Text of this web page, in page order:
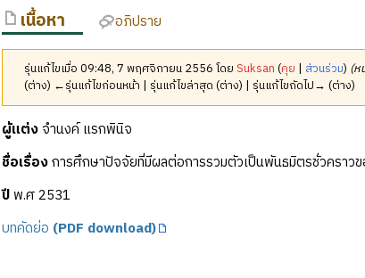
เนื้อหา อภิปราย
รุ่นแก้ไขเมื่อ 09:48, 7 พฤศจิกายน 2556 โดยSuksan (คุย | ส่วนร่วม) (ห
(ต่าง) ←รุ่นแก้ไขก่อนหน้า | รุ่นแก้ไขล่าสุด (ต่าง) | รุ่นแก้ไขถัดไป→ (ต่าง)
ผู้แต่งจำนงค์ แรกพินิจ
ชื่อเรื่องการศึกษาปัจจัยที่มีผลต่อการรวมตัวเป็นพันธมิตรชั่วคราว
ปีพ.ศ 2531
บทคัดย่อ (PDF download)